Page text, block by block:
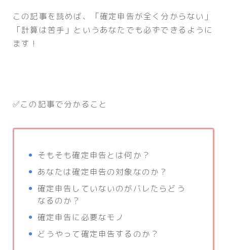
この記事を読めば、「確定申告が全く分からない」
「計算は苦手」というあなたでも必ずできるように
ます！
✅この記事で分かること
そもそも確定申告とは何か？
あなたは確定申告の対象なのか？
確定申告していないのがバレたらどう
なるのか？
確定申告に必要なモノ
どうやって確定申告するのか？